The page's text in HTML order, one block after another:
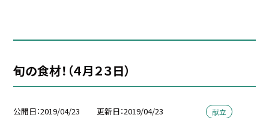
旬の食材！（４月２３日）
公開日 2019/04/23 更新日 2019/04/23 献立